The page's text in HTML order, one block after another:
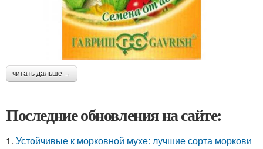
читать дальше →
Последние обновления на сайте:
1. Устойчивые к морковной мухе: лучшие сорта моркови